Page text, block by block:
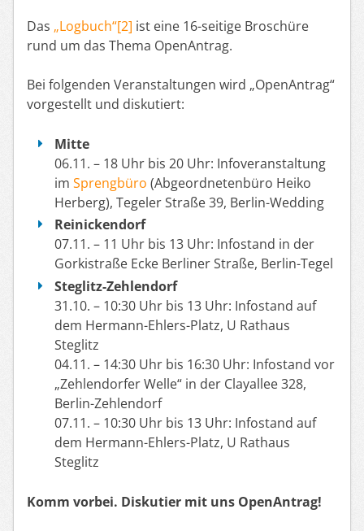
Das „Logbuch“[2] ist eine 16-seitige Broschüre
rund um das Thema OpenAntrag.
Bei folgenden Veranstaltungen wird „OpenAntrag“
vorgestellt und diskutiert:
Mitte
06.11. – 18 Uhr bis 20 Uhr: Infoveranstaltung
im Sprengbüro (Abgeordnetenbüro Heiko
Herberg), Tegeler Straße 39, Berlin-Wedding
Reinickendorf
07.11. – 11 Uhr bis 13 Uhr: Infostand in der
Gorkistraße Ecke Berliner Straße, Berlin-Tegel
Steglitz-Zehlendorf
31.10. – 10:30 Uhr bis 13 Uhr: Infostand auf
dem Hermann-Ehlers-Platz, U Rathaus
Steglitz
04.11. – 14:30 Uhr bis 16:30 Uhr: Infostand vor
„Zehlendorfer Welle“ in der Clayallee 328,
Berlin-Zehlendorf
07.11. – 10:30 Uhr bis 13 Uhr: Infostand auf
dem Hermann-Ehlers-Platz, U Rathaus
Steglitz
Komm vorbei. Diskutier mit uns OpenAntrag!